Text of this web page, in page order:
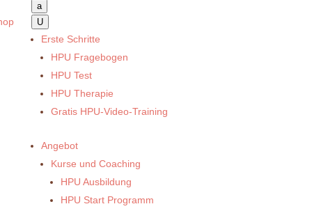
a
U
Erste Schritte
HPU Fragebogen
HPU Test
HPU Therapie
Gratis HPU-Video-Training
Angebot
Kurse und Coaching
HPU Ausbildung
HPU Start Programm